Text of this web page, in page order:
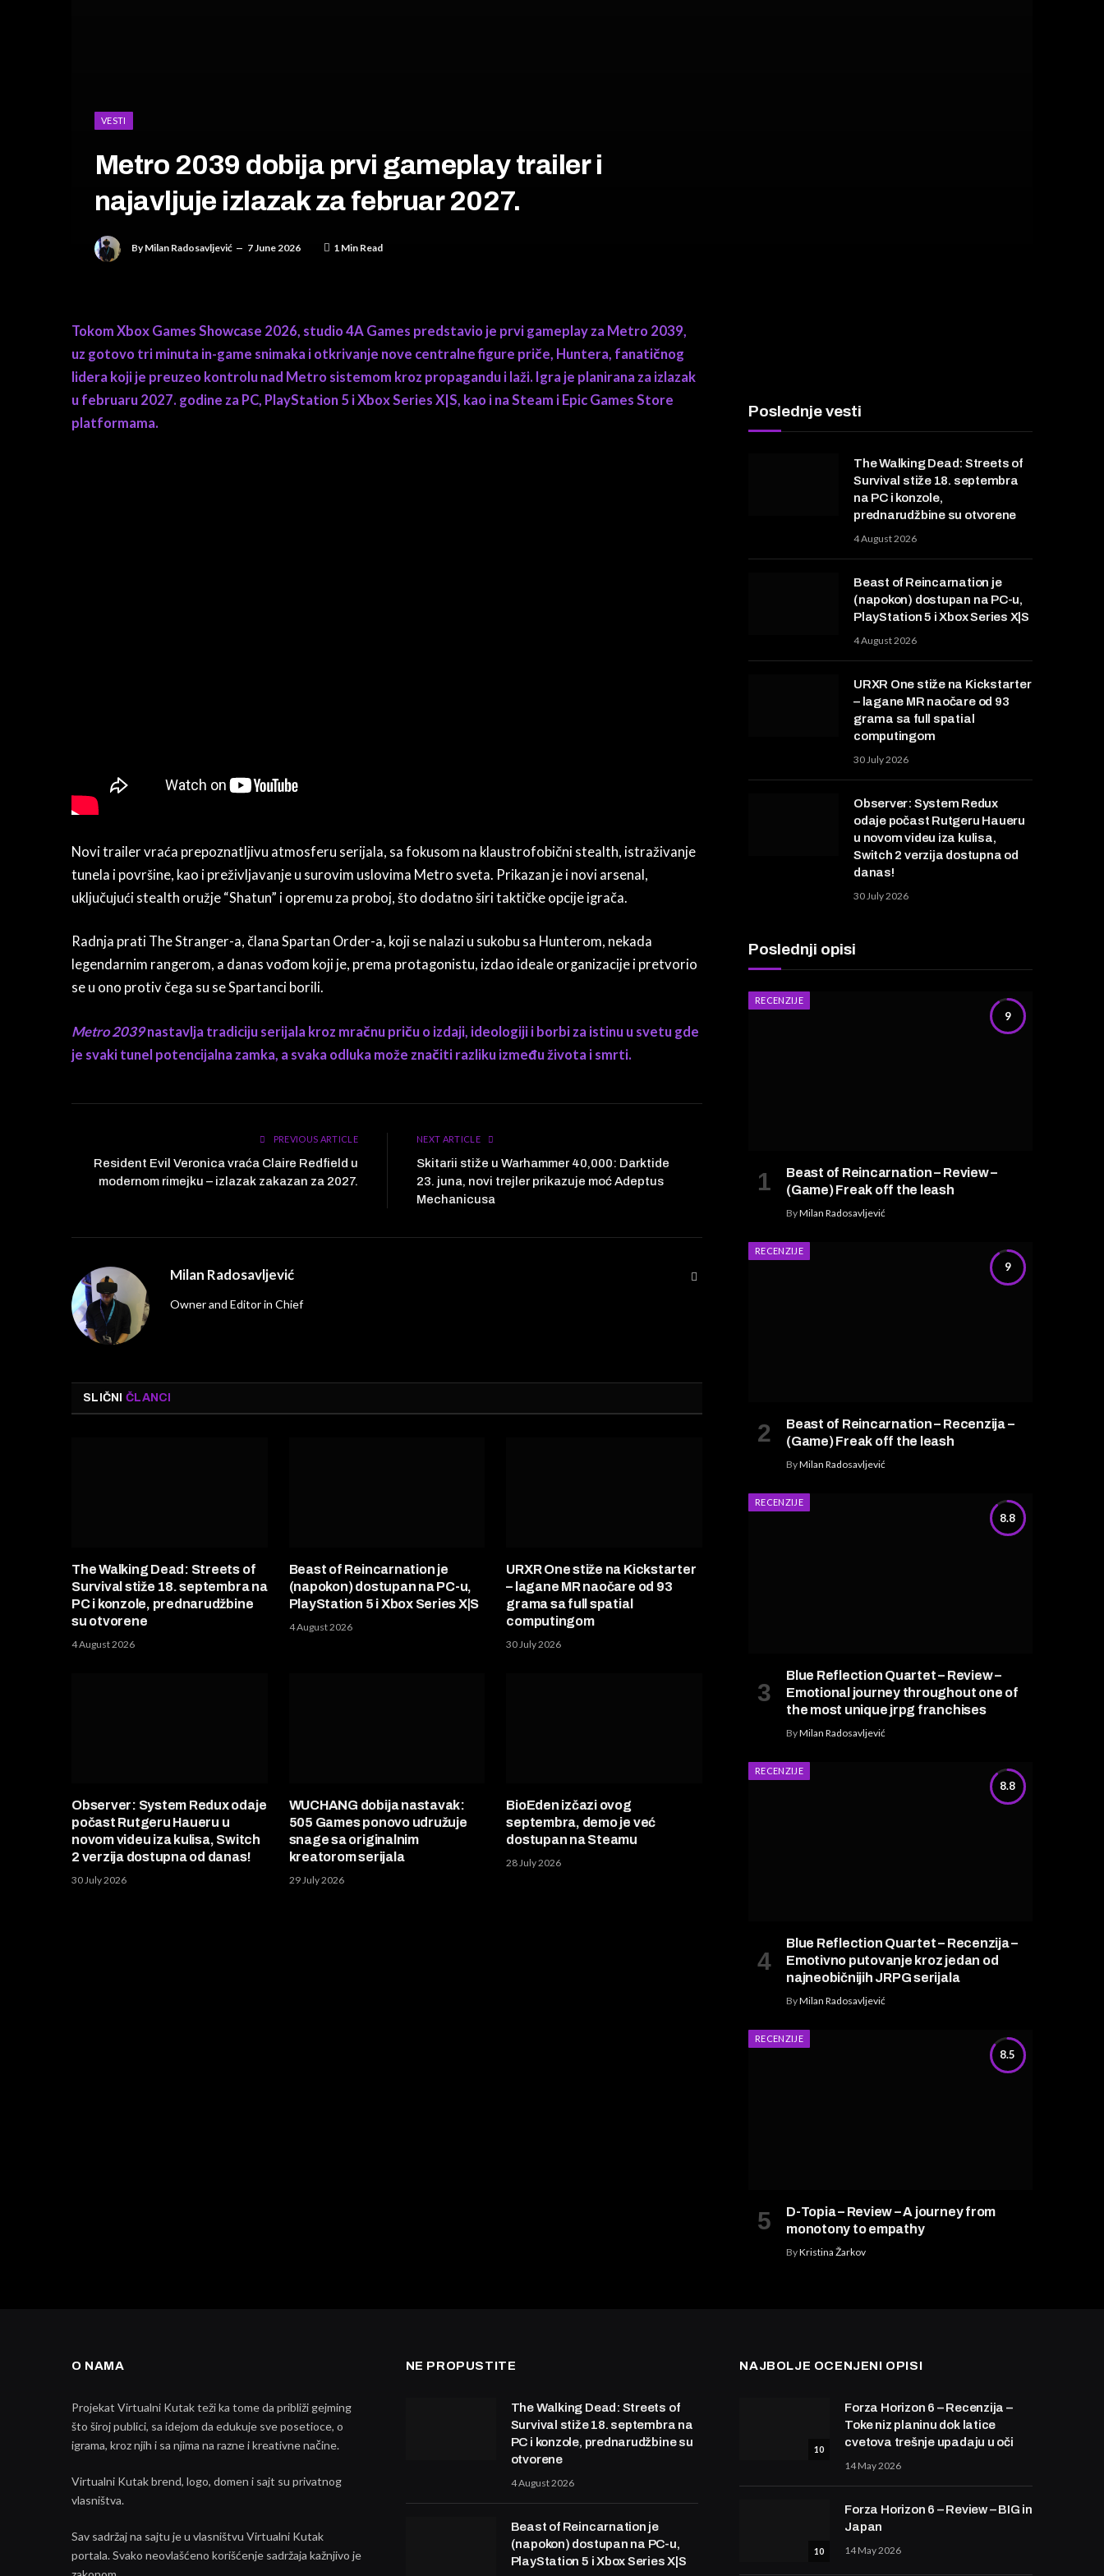
VESTI
Metro 2039 dobija prvi gameplay trailer i
najavljuje izlazak za februar 2027.
By Milan Radosavljević 7 June 2026 1 Min Read
Tokom Xbox Games Showcase 2026, studio 4A Games predstavio je prvi gameplay za Metro 2039,
uz gotovo tri minuta in-game snimaka i otkrivanje nove centralne figure priče, Huntera, fanatičnog
lidera koji je preuzeo kontrolu nad Metro sistemom kroz propagandu i laži. Igra je planirana za izlazak
u februaru 2027. godine za PC, PlayStation 5 i Xbox Series X|S, kao i na Steam i Epic Games Store
platformama.
Novi trailer vraća prepoznatljivu atmosferu serijala, sa fokusom na klaustrofobični stealth, istraživanje
tunela i površine, kao i preživljavanje u surovim uslovima Metro sveta. Prikazan je i novi arsenal,
uključujući stealth oružje “Shatun” i opremu za proboj, što dodatno širi taktičke opcije igrača.
Radnja prati The Stranger-a, člana Spartan Order-a, koji se nalazi u sukobu sa Hunterom, nekada
legendarnim rangerom, a danas vođom koji je, prema protagonistu, izdao ideale organizacije i pretvorio
se u ono protiv čega su se Spartanci borili.
Metro 2039nastavlja tradiciju serijala kroz mračnu priču o izdaji, ideologiji i borbi za istinu u svetu gde
je svaki tunel potencijalna zamka, a svaka odluka može značiti razliku između života i smrti.
PREVIOUS ARTICLE
Resident Evil Veronica vraća Claire Redfield u
modernom rimejku – izlazak zakazan za 2027.
NEXT ARTICLE
Skitarii stiže u Warhammer 40,000: Darktide
23. juna, novi trejler prikazuje moć Adeptus
Mechanicusa
Milan Radosavljević
Owner and Editor in Chief
SLIČNI ČLANCI
The Walking Dead: Streets of
Survival stiže 18. septembra na
PC i konzole, prednarudžbine
su otvorene
4 August 2026
Beast of Reincarnation je
(napokon) dostupan na PC-u,
PlayStation 5 i Xbox Series X|S
4 August 2026
URXR One stiže na Kickstarter
– lagane MR naočare od 93
grama sa full spatial
computingom
30 July 2026
Observer: System Redux odaje
počast Rutgeru Haueru u
novom videu iza kulisa, Switch
2 verzija dostupna od danas!
30 July 2026
WUCHANG dobija nastavak:
505 Games ponovo udružuje
snage sa originalnim
kreatorom serijala
29 July 2026
BioEden izčazi ovog
septembra, demo je već
dostupan na Steamu
28 July 2026
Poslednje vesti
The Walking Dead: Streets of
Survival stiže 18. septembra
na PC i konzole,
prednarudžbine su otvorene
4 August 2026
Beast of Reincarnation je
(napokon) dostupan na PC-u,
PlayStation 5 i Xbox Series X|S
4 August 2026
URXR One stiže na Kickstarter
– lagane MR naočare od 93
grama sa full spatial
computingom
30 July 2026
Observer: System Redux
odaje počast Rutgeru Haueru
u novom videu iza kulisa,
Switch 2 verzija dostupna od
danas!
30 July 2026
Poslednji opisi
9
RECENZIJE
Beast of Reincarnation – Review –
(Game) Freak off the leash
ByMilan Radosavljević
9
RECENZIJE
Beast of Reincarnation – Recenzija –
(Game) Freak off the leash
ByMilan Radosavljević
8.8
RECENZIJE
Blue Reflection Quartet – Review –
Emotional journey throughout one of
the most unique jrpg franchises
ByMilan Radosavljević
8.8
RECENZIJE
Blue Reflection Quartet – Recenzija –
Emotivno putovanje kroz jedan od
najneobičnijih JRPG serijala
ByMilan Radosavljević
8.5
RECENZIJE
D-Topia – Review – A journey from
monotony to empathy
ByKristina Žarkov
O NAMA
Projekat Virtualni Kutak teži ka tome da približi gejming
što široj publici, sa idejom da edukuje sve posetioce, o
igrama, kroz njih i sa njima na razne i kreativne načine.
Virtualni Kutak brend, logo, domen i sajt su privatnog
vlasništva.
Sav sadržaj na sajtu je u vlasništvu Virtualni Kutak
portala. Svako neovlašćeno korišćenje sadržaja kažnjivo je
NE PROPUSTITE
The Walking Dead: Streets of
Survival stiže 18. septembra na
PC i konzole, prednarudžbine su
otvorene
4 August 2026
Beast of Reincarnation je
(napokon) dostupan na PC-u,
PlayStation 5 i Xbox Series X|S
NAJBOLJE OCENJENI OPISI
10
Forza Horizon 6 – Recenzija –
Toke niz planinu dok latice
cvetova trešnje upadaju u oči
14 May 2026
10
Forza Horizon 6 – Review – BIG in
Japan
14 May 2026